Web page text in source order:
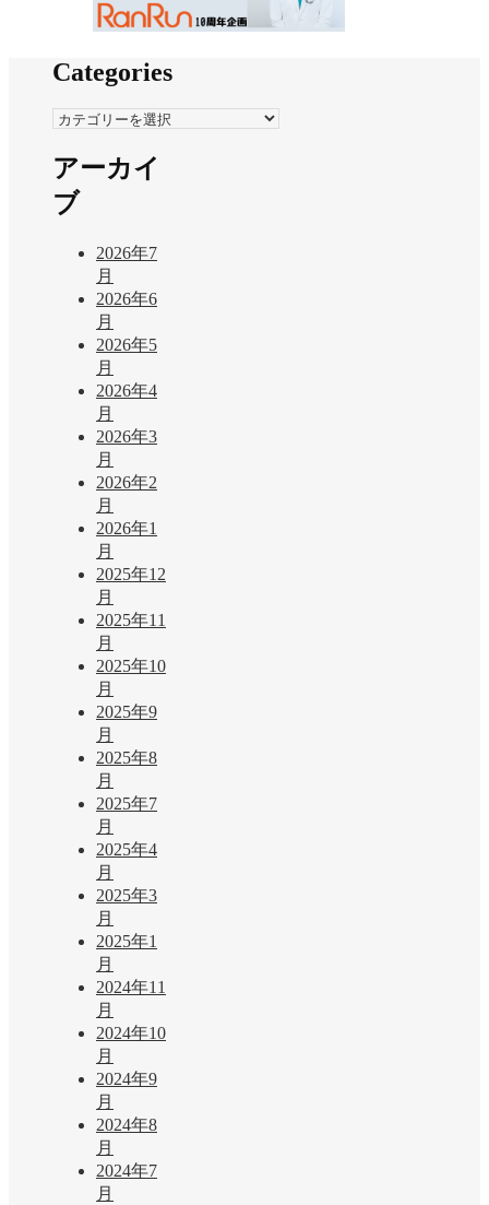
Categories
Categories
アーカイ
ブ
2026年7
月
2026年6
月
2026年5
月
2026年4
月
2026年3
月
2026年2
月
2026年1
月
2025年12
月
2025年11
月
2025年10
月
2025年9
月
2025年8
月
2025年7
月
2025年4
月
2025年3
月
2025年1
月
2024年11
月
2024年10
月
2024年9
月
2024年8
月
2024年7
月